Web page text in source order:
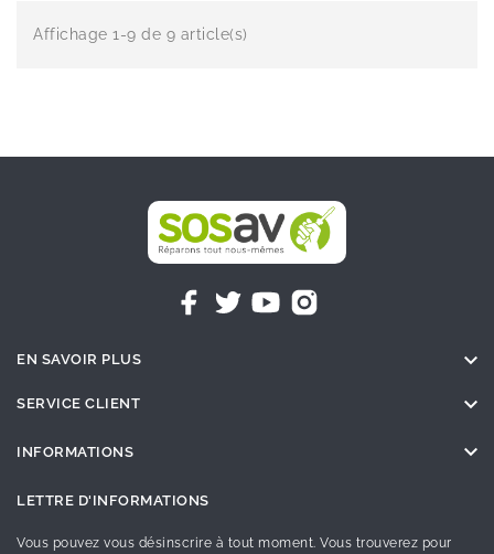
Affichage 1-9 de 9 article(s)
EN SAVOIR PLUS 
SERVICE CLIENT 
INFORMATIONS 
LETTRE D'INFORMATIONS
Vous pouvez vous désinscrire à tout moment. Vous trouverez pour